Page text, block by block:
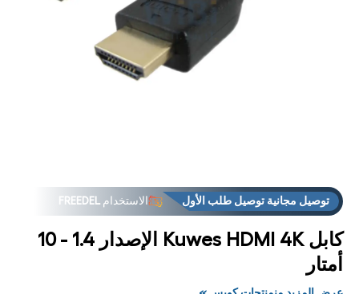
توصيل مجانية توصيل طلب الأول الاستخدام FREEDEL
كابل Kuwes HDMI 4K الإصدار 1.4 - 10
أمتار